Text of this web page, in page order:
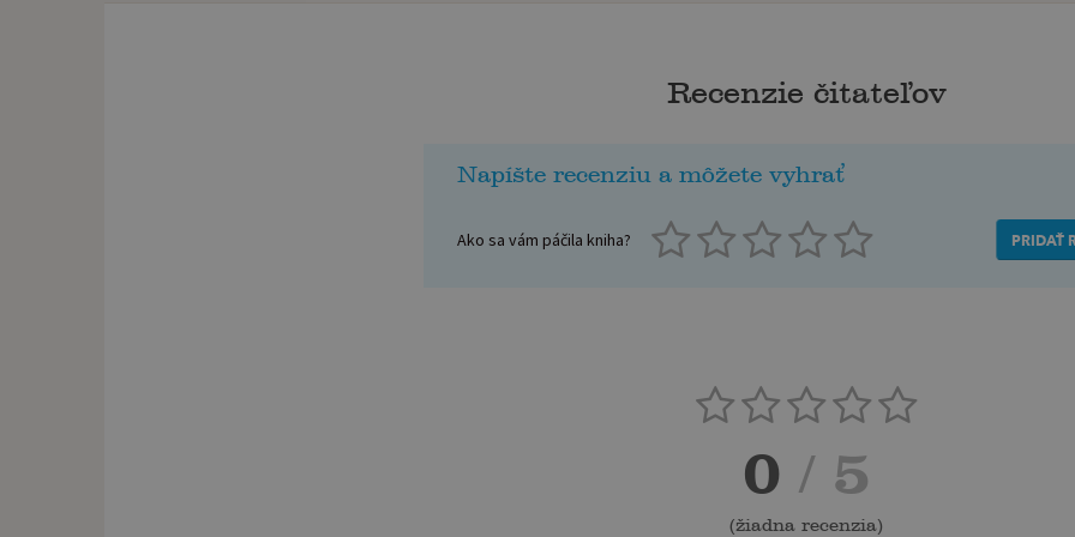
Recenzie čitateľov
Napíšte recenziu a môžete vyhrať
Ako sa vám páčila kniha? PRIDAŤ
0 / 5
(žiadna recenzia)